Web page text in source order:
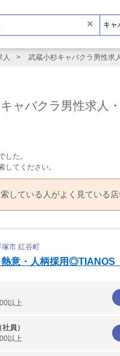
×
人 武蔵小杉キャバクラ男性求
ャバクラ男性求人
した。
してください。
している人がよく見ている
塚市 紅谷町
熱意・人柄採用◎TIANOS
以上
員）
以上